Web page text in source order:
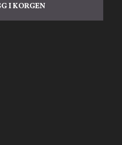
I KORGEN